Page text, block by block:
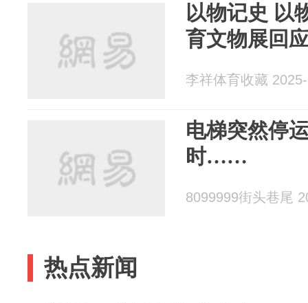
以物记史 以
育文物展回
李祥体育收藏
电梯突然停
时……
8099999街头巷尾
热点新闻